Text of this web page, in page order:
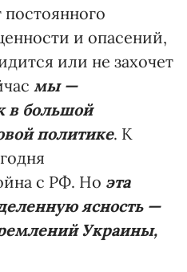
и опасений,
или не захочет
мы —
в большой
политике. К
с РФ. Но эта
ясность —
Украины,